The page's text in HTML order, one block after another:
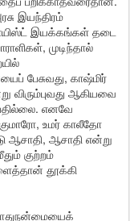
இயந்திரம்
இயக்கங்கள் தடை
முடிந்தால்
பேசுவது, காஷ்மிர்
விரும்புவது ஆகியவை
எனவே
உமர் காலீதோ
ஆசாதி, ஆசாதி என்று
குற்றம்
தூக்கி